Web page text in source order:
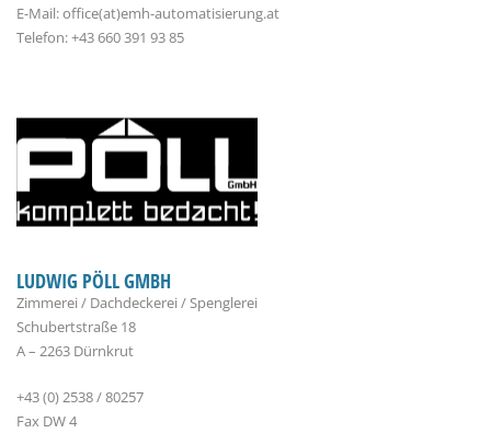
E-Mail: office(at)emh-automatisierung.at
Telefon: +43 660 391 93 85
LUDWIG PÖLL GMBH
Zimmerei / Dachdeckerei / Spenglerei
Schubertstraße 18
A – 2263 Dürnkrut
+43 (0) 2538 / 80257
Fax DW 4